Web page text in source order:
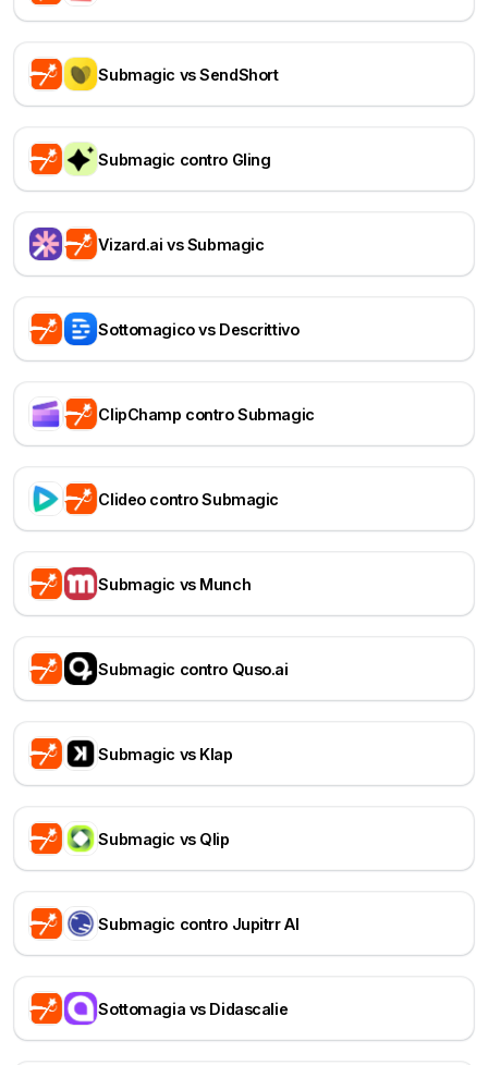
Submagic vs SendShort
Submagic contro Gling
Vizard.ai vs Submagic
Sottomagico vs Descrittivo
ClipChamp contro Submagic
Clideo contro Submagic
Submagic vs Munch
Submagic contro Quso.ai
Submagic vs Klap
Submagic vs Qlip
Submagic contro Jupitrr AI
Sottomagia vs Didascalie